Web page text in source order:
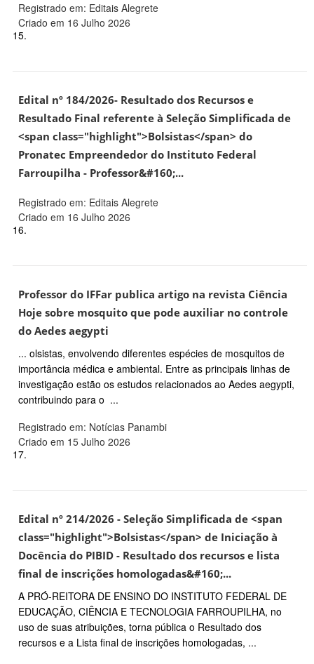
Registrado em: Editais Alegrete
Criado em 16 Julho 2026
15.
Edital nº 184/2026- Resultado dos Recursos e
Resultado Final referente à Seleção Simplificada de
<span class="highlight">Bolsistas</span> do
Pronatec Empreendedor do Instituto Federal
Farroupilha - Professor&#160;...
Registrado em: Editais Alegrete
Criado em 16 Julho 2026
16.
Professor do IFFar publica artigo na revista Ciência
Hoje sobre mosquito que pode auxiliar no controle
do Aedes aegypti
... olsistas, envolvendo diferentes espécies de mosquitos de
importância médica e ambiental. Entre as principais linhas de
investigação estão os estudos relacionados ao Aedes aegypti,
contribuindo para o ...
Registrado em: Notícias Panambi
Criado em 15 Julho 2026
17.
Edital nº 214/2026 - Seleção Simplificada de <span
class="highlight">Bolsistas</span> de Iniciação à
Docência do PIBID - Resultado dos recursos e lista
final de inscrições homologadas&#160;...
A PRÓ-REITORA DE ENSINO DO INSTITUTO FEDERAL DE
EDUCAÇÃO, CIÊNCIA E TECNOLOGIA FARROUPILHA, no
uso de suas atribuições, torna pública o Resultado dos
recursos e a Lista final de inscrições homologadas, ...